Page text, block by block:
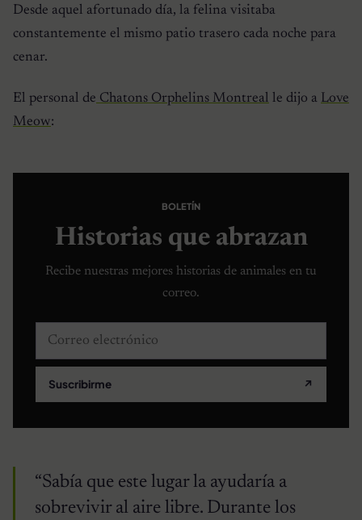
Desde aquel afortunado día, la felina visitaba
constantemente el mismo patio trasero cada noche para
cenar.
El personal de Chatons Orphelins Montreal le dijo a Love
Meow:
BOLETÍN
Historias que abrazan
Recibe nuestras mejores historias de animales en tu
correo.
Correo electrónico
Suscribirme ↗
“Sabía que este lugar la ayudaría a
sobrevivir al aire libre. Durante los